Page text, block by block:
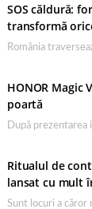
SOS căldură:
transformă
HONOR Magic
poartă
Ritualul de
lansat cu mult